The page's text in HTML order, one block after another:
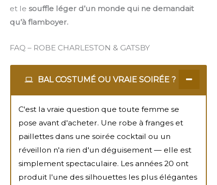
et le souffle léger d’un monde qui ne demandait
qu’à flamboyer.
FAQ – ROBE CHARLESTON & GATSBY
BAL COSTUMÉ OU VRAIE SOIRÉE ?
C'est la vraie question que toute femme se
pose avant d'acheter. Une robe à franges et
paillettes dans une soirée cocktail ou un
réveillon n'a rien d'un déguisement — elle est
simplement spectaculaire. Les années 20 ont
produit l'une des silhouettes les plus élégantes